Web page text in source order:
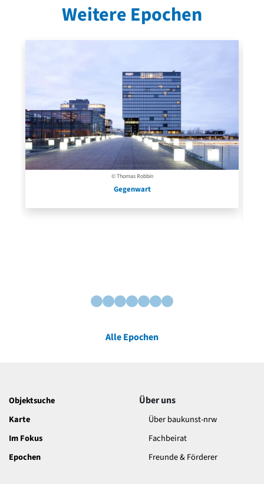
Weitere Epochen
© Thomas Robbin
Gegenwart
Alle Epochen
Objektsuche
Karte
Im Fokus
Epochen
Über uns
Über baukunst-nrw
Fachbeirat
Freunde & Förderer